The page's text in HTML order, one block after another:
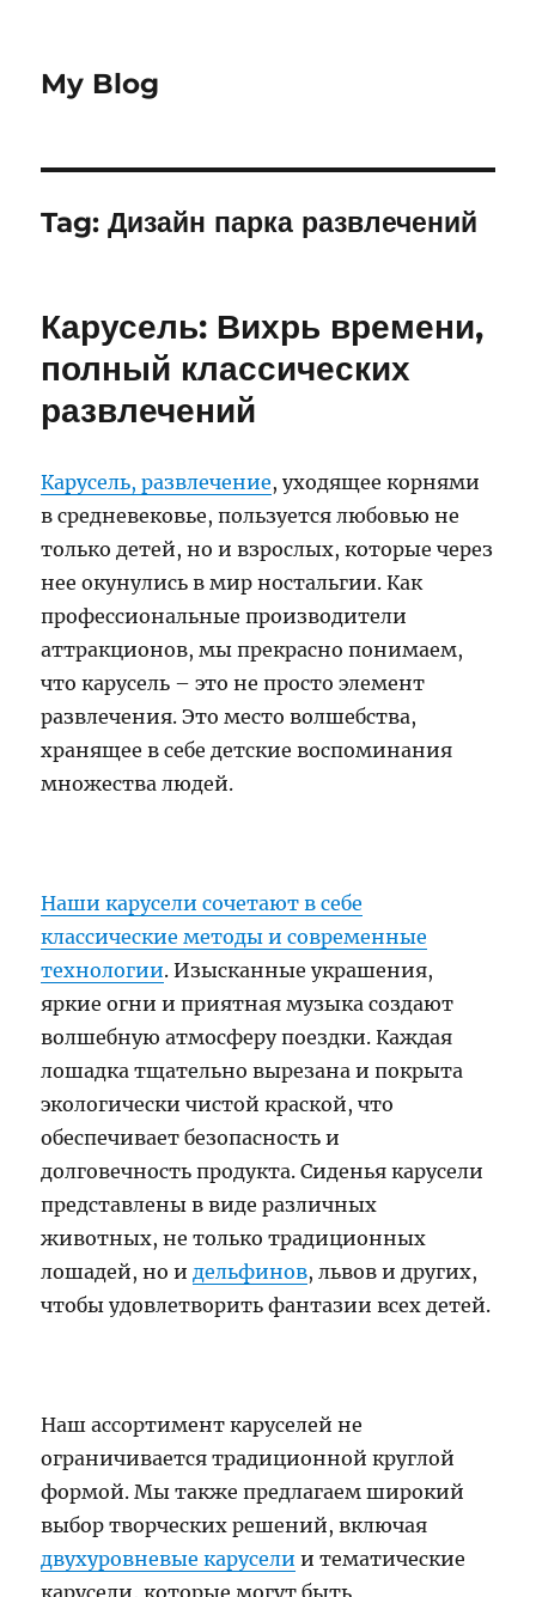
My Blog
Tag:Дизайн парка развлечений
Карусель: Вихрь времени,
полный классических
развлечений
Карусель, развлечение, уходящее корнями
в средневековье, пользуется любовью не
только детей, но и взрослых, которые через
нее окунулись в мир ностальгии. Как
профессиональные производители
аттракционов, мы прекрасно понимаем,
что карусель – это не просто элемент
развлечения. Это место волшебства,
хранящее в себе детские воспоминания
множества людей.
Наши карусели сочетают в себе
классические методы и современные
технологии. Изысканные украшения,
яркие огни и приятная музыка создают
волшебную атмосферу поездки. Каждая
лошадка тщательно вырезана и покрыта
экологически чистой краской, что
обеспечивает безопасность и
долговечность продукта. Сиденья карусели
представлены в виде различных
животных, не только традиционных
лошадей, но идельфинов, львов и других,
чтобы удовлетворить фантазии всех детей.
Наш ассортимент каруселей не
ограничивается традиционной круглой
формой. Мы также предлагаем широкий
выбор творческих решений, включая
двухуровневые карусели и тематические
карусели, которые могут быть